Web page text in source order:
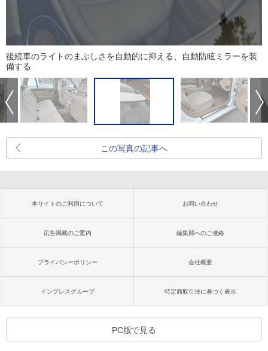
後続車のライトのまぶしさを自動的に抑える、自動防眩ミラーを装
備する
この写真の記事へ
本サイトのご利用について お問い合わせ
広告掲載のご案内 編集部へのご連絡
プライバシーポリシー 会社概要
インプレスグループ 特定商取引法に基づく表示
PC版で見る